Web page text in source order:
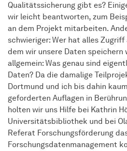
Qualitätssicherung gibt es?
wir leicht beantworten, zum
an dem Projekt mitarbeiten.
schwieriger: Wer hat alles Zugriff
dem wir unsere Daten speichern
allgemein: Was genau sind
Daten? Da die damalige
Dortmund und ich bis dahin
geforderten Auflagen in
holten wir uns Hilfe bei Kathrin
Universitätsbibliothek und bei
Referat Forschungsförderung
Forschungsdatenmanagement